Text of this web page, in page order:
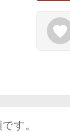
プ
す。